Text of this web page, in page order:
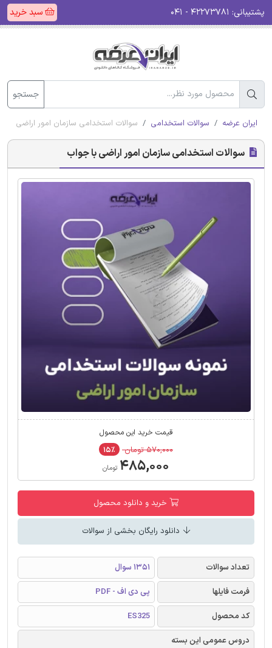
پشتیبانی: سبد خرید
جستجو
ایران عرضه سوالات استخدامی سوالات استخدامی سازمان امور اراضی با
سوالات استخدامی سازمان امور اراضی با جواب
قیمت خرید این محصول
۵۷۰,۰۰۰ تومان ۱۵٪
۴۸۵,۰۰۰ تومان
خرید و دانلود محصول
دانلود رایگان بخشی از سوالات
تعداد سوالات
1351 سوال
فرمت فایلها
پی دی اف - PDF
کد محصول
ES325
دروس عمومی این بسته